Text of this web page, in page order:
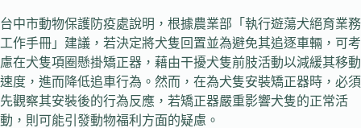
台中市動物保護防疫處說明，根據農業部「執行遊蕩犬絕育業務
工作手冊」建議，若決定將犬隻回置並為避免其追逐車輛，可考
慮在犬隻項圈懸掛矯正器，藉由干擾犬隻前肢活動以減緩其移動
速度，進而降低追車行為。然而，在為犬隻安裝矯正器時，必須
先觀察其安裝後的行為反應，若矯正器嚴重影響犬隻的正常活
動，則可能引發動物福利方面的疑慮。